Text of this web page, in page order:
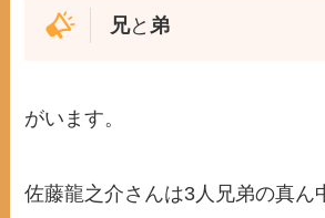
兄と 弟
がいます。
佐藤龍之介さんは3人兄弟の真ん